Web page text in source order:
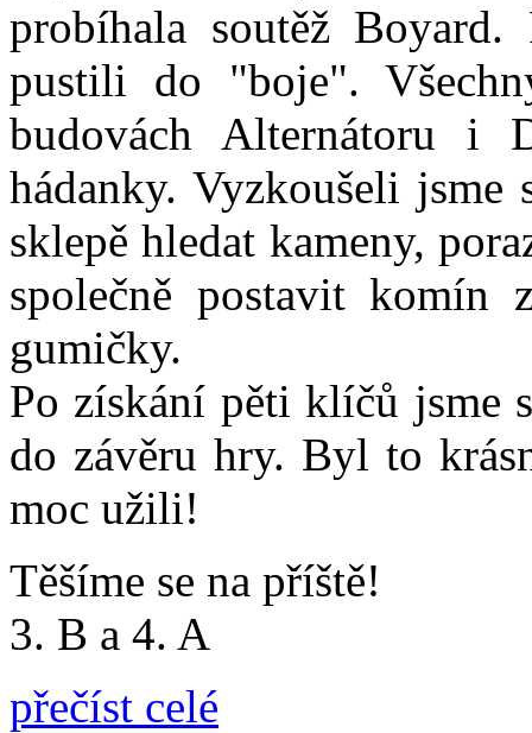
probíhala soutěž Boyard.
pustili do "boje".
budovách Alternátoru
hádanky. Vyzkoušeli
sklepě hledat kameny,
společně postavit komín
gumičky.
Po získání pěti klíčů jsme
do závěru hry. Byl to
moc užili!
Těšíme se na příště!
3. B a 4. A
přečíst celé